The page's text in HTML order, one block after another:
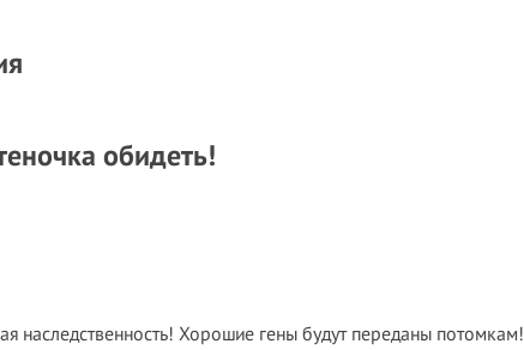
обидеть!
наследственность! Хорошие гены будут переданы потомкам!